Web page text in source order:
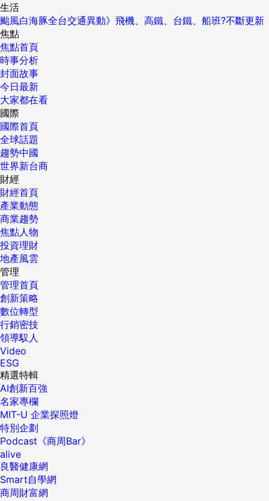
生活
颱風白海豚全台交通異動》飛機、高鐵、台鐵、船班?不斷更新
焦點
焦點首頁
時事分析
封面故事
今日最新
大家都在看
國際
國際首頁
全球話題
趨勢中國
世界新台商
財經
財經首頁
產業動態
商業趨勢
焦點人物
投資理財
地產風雲
管理
管理首頁
創新策略
數位轉型
行銷密技
領導馭人
Video
ESG
精選特輯
AI創新百強
名家專欄
MIT-U 企業探照燈
特別企劃
Podcast《商周Bar》
alive
良醫健康網
Smart自學網
商周財富網